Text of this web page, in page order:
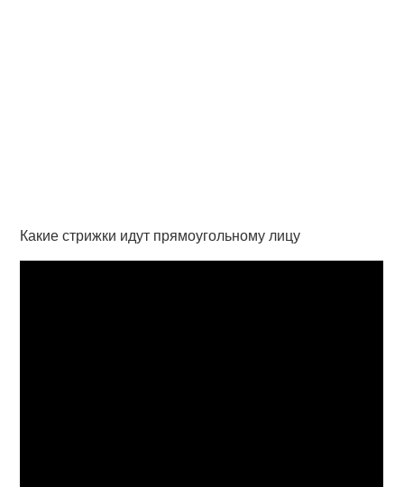
Какие стрижки идут прямоугольному лицу